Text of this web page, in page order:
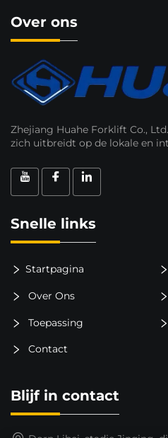
Over ons
Zhejiang Huahe Forklift Co.,
zich uitbreidt op de lokale en
Snelle links
Startpagina
Over Ons
Toepassing
Contact
Blijf in contact